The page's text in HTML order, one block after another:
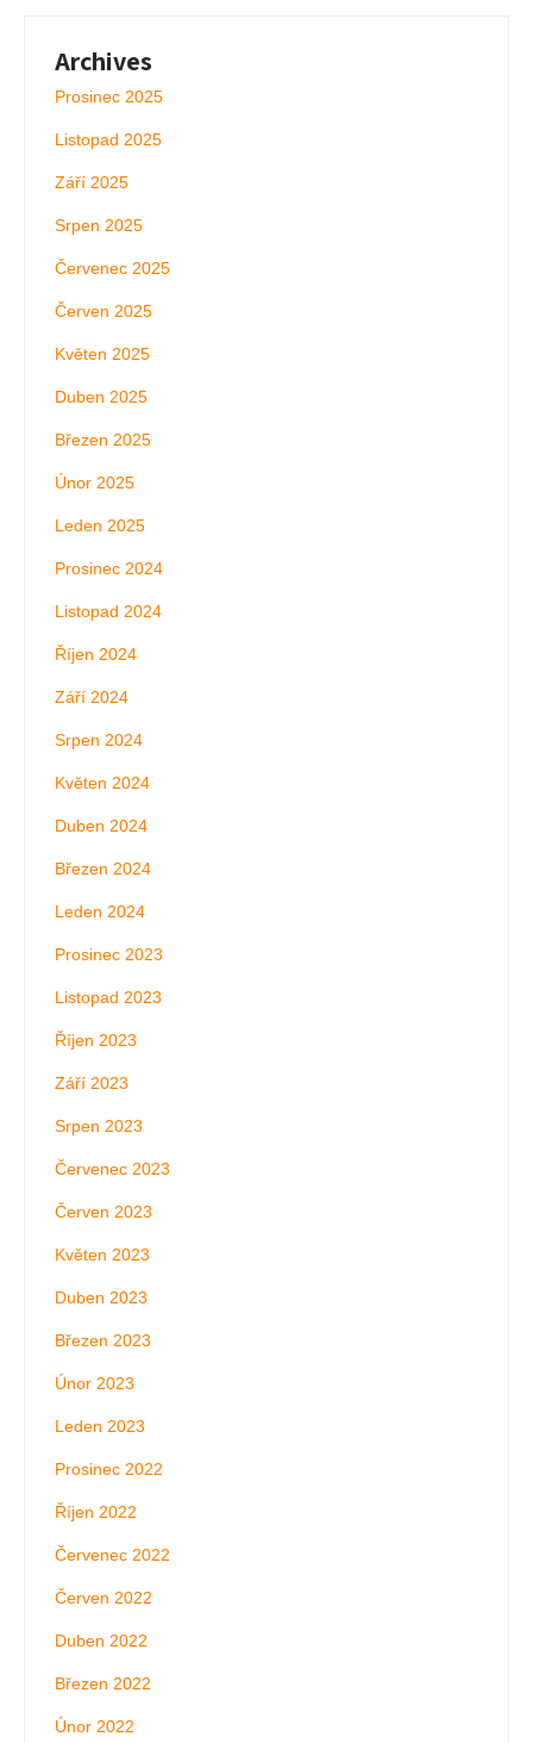
Archives
Prosinec 2025
Listopad 2025
Září 2025
Srpen 2025
Červenec 2025
Červen 2025
Květen 2025
Duben 2025
Březen 2025
Únor 2025
Leden 2025
Prosinec 2024
Listopad 2024
Říjen 2024
Září 2024
Srpen 2024
Květen 2024
Duben 2024
Březen 2024
Leden 2024
Prosinec 2023
Listopad 2023
Říjen 2023
Září 2023
Srpen 2023
Červenec 2023
Červen 2023
Květen 2023
Duben 2023
Březen 2023
Únor 2023
Leden 2023
Prosinec 2022
Říjen 2022
Červenec 2022
Červen 2022
Duben 2022
Březen 2022
Únor 2022